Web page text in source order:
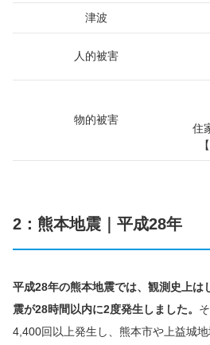
津波
人的被害
物的被害
住
2：熊本地震｜平成28年
平成28年の熊本地震では、観測史上は
震が28時間以内に2度発生しました。
4,400回以上発生し、熊本市や上益城